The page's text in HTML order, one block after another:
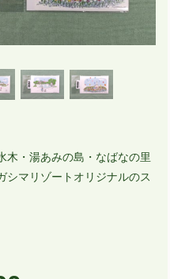
木・湯あみの島・なばなの里
シマリゾートオリジナルのス